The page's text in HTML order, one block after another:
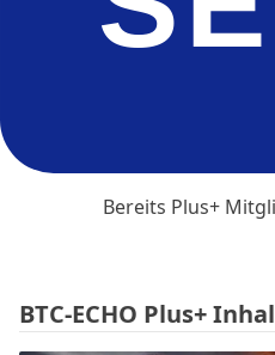
Bereits Plus+
BTC-ECHO Plus+